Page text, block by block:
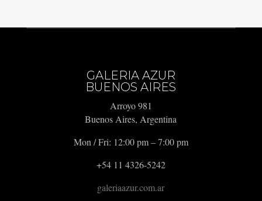
GALERIA AZUR
BUENOS AIRES
Arroyo 981
Buenos Aires, Argentina
Mon / Fri: 12:00 pm – 7:00 pm
+54 11 4326-5242
galeriaazur.com.ar